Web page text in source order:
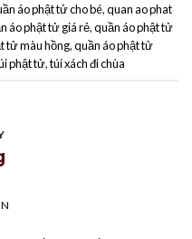
áo phật tử cho bé,quan ao phat
áo phật tử giá rẻ,quần áo phật tử
tử màu hồng,quần áo phật tử
phật tử,túi xách đi chùa